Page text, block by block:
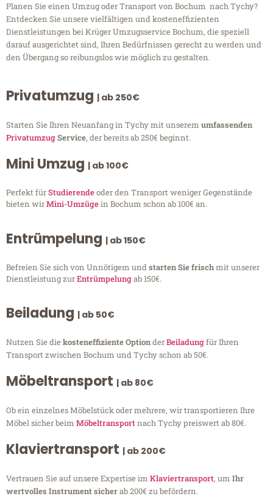
Planen Sie einen Umzug oder Transport von Bochum nach Tychy?
Entdecken Sie unsere vielfältigen und kosteneffizienten
Dienstleistungen bei Krüger Umzugsservice Bochum, die speziell
darauf ausgerichtet sind, Ihren Bedürfnissen gerecht zu werden und
den Übergang so reibungslos wie möglich zu gestalten.
Privatumzug | ab 250€
Starten Sie Ihren Neuanfang in Tychy mit unserem umfassenden
PrivatumzugService, der bereits ab 250€ beginnt.
Mini Umzug | ab 100€
Perfekt fürStudierendeoder den Transport weniger Gegenstände
bieten wirMini-Umzügein Bochum schon ab 100€ an.
Entrümpelung | ab 150€
Befreien Sie sich von Unnötigem undstarten Sie frischmit unserer
Dienstleistung zurEntrümpelungab 150€.
Beiladung | ab 50€
Nutzen Sie diekosteneffiziente OptionderBeiladungfür Ihren
Transport zwischen Bochum und Tychy schon ab 50€.
Möbeltransport | ab 80€
Ob ein einzelnes Möbelstück oder mehrere, wir transportieren Ihre
Möbel sicher beim Möbeltransportnach Tychy preiswert ab 80€.
Klaviertransport | ab 200€
Vertrauen Sie auf unsere Expertise im Klaviertransport, um Ihr
wertvolles Instrument sicherab 200€ zu befördern.